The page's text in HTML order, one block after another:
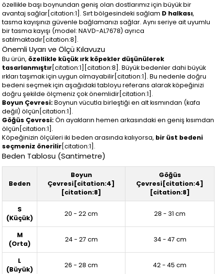
özellikle başı boynundan geniş olan dostlarımız için büyük bir
avantaj sağlar[citation:1]. Sırt bölgesindeki sağlam D halkası,
tasma kayışınızı güvenle bağlamanızı sağlar. Aynı seriye ait uyumlu
bir tasma kayışı (model: NAVD-AL7678) ayrıca
satılmaktadır[citation:8].
Önemli Uyarı ve Ölçü Kılavuzu
Bu ürün, özellikle küçük ırk köpekler düşünülerek
tasarlanmıştır [citation:1][citation:8]. Büyük bedenler dahi büyük
ırkları taşımak için uygun olmayabilir[citation:1]. Bu nedenle doğru
bedeni seçmek için aşağıdaki tabloyu referans alarak köpeğinizi
doğru şekilde ölçmeniz çok önemlidir[citation:1].
Boyun Çevresi:Boynun vücutla birleştiği en alt kısmından (kafa
değil) ölçün[citation:1].
Göğüs Çevresi:Ön ayakların hemen arkasındaki en geniş kısımdan
ölçün[citation:1].
Köpeğinizin ölçüleri iki beden arasında kalıyorsa, bir üst bedeni
seçmeniz önerilir [citation:1].
Beden Tablosu (Santimetre)
Beden
Boyun
Çevresi[citation:4]
[citation:8]
Göğüs
Çevresi[citation:4]
[citation:8]
S
(Küçük)
20 - 22 cm 28 - 31 cm
M
(Orta)
24 - 27 cm 34 - 47 cm
L
(Büyük)
26 - 28 cm 42 - 45 cm